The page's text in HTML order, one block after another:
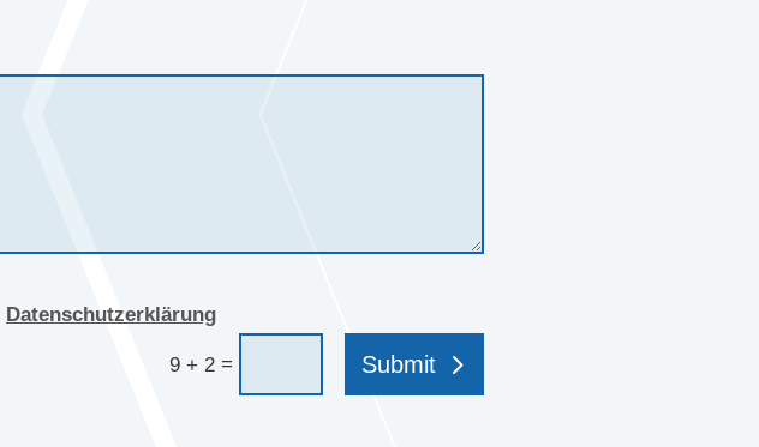
Datenschutzerklärung
9 + 2 = Submit